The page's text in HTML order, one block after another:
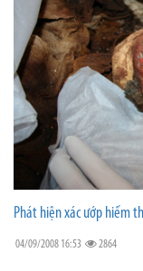
Phát hiện xác ướp hiếm
04/09/2008 16:53 2864